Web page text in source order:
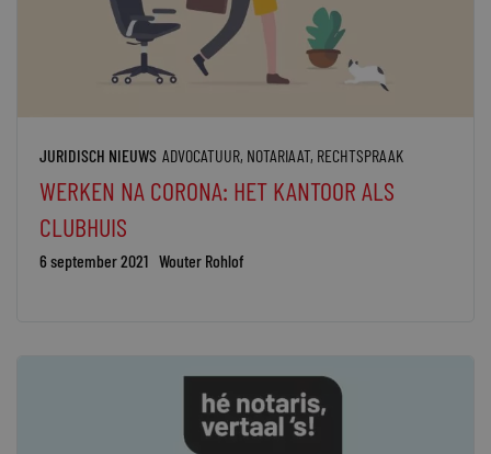
JURIDISCH NIEUWS ADVOCATUUR, NOTARIAAT, RECHTSPRAAK
WERKEN NA CORONA: HET KANTOOR ALS
CLUBHUIS
6 september 2021 Wouter Rohlof